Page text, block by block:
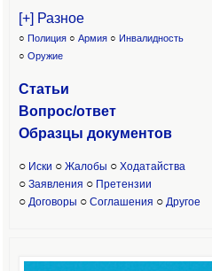
[+] Разное
○ Полиция ○ Армия ○ Инвалидность
○ Оружие
Статьи
Вопрос/ответ
Образцы документов
○ Иски ○ Жалобы ○ Ходатайства
○ Заявления ○ Претензии
○ Договоры ○ Соглашения ○ Другое